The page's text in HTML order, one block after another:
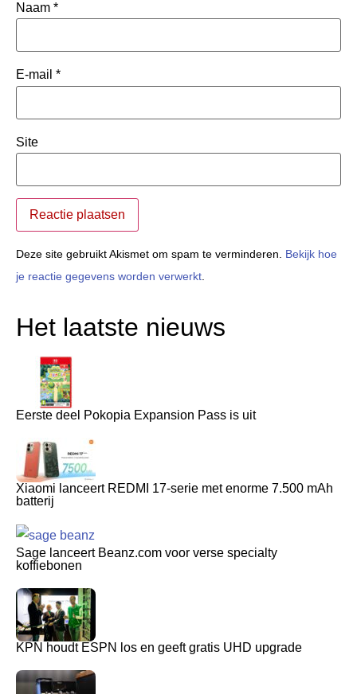
Naam *
E-mail *
Site
Deze site gebruikt Akismet om spam te verminderen. Bekijk hoe
je reactie gegevens worden verwerkt
Het laatste nieuws
Eerste deel Pokopia Expansion Pass is uit
Xiaomi lanceert REDMI 17-serie met enorme 7.500 mAh
batterij
Sage lanceert Beanz.com voor verse specialty
koffiebonen
KPN houdt ESPN los en geeft gratis UHD upgrade